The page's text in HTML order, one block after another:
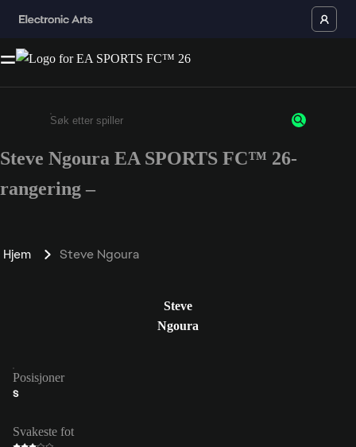
Enter a minimum of 3 characters or numbers
Steve Ngoura EA SPORTS FC™ 26-
rangering –
Hjem Steve Ngoura
Steve
Ngoura
Posisjoner
S
Svakeste fot